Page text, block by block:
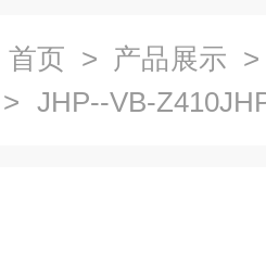
首页 > 产品展示
> JHP--VB-